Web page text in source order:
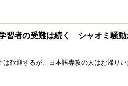
習者の受難は続く シャオミ騒動
は歓迎するが、日本語専攻の人はお帰りい